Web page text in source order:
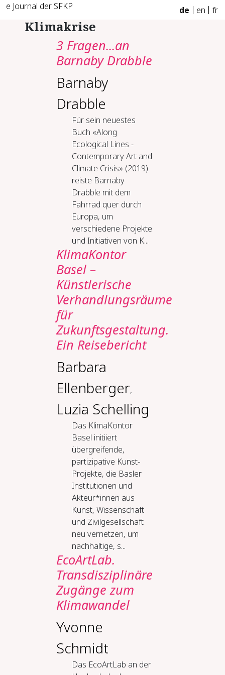
e Journal der SFKP de en fr
Klimakrise
3 Fragen...an
Barnaby Drabble
Barnaby
Drabble
Für sein neuestes
Buch «Along
Ecological Lines -
Contemporary Art and
Climate Crisis» (2019)
reiste Barnaby
Drabble mit dem
Fahrrad quer durch
Europa, um
verschiedene Projekte
und Initiativen von K...
KlimaKontor
Basel –
Künstlerische
Verhandlungsräume
für
Zukunftsgestaltung.
Ein Reisebericht
Barbara
Ellenberger,
Luzia Schelling
Das KlimaKontor
Basel initiiert
übergreifende,
partizipative Kunst-
Projekte, die Basler
Institutionen und
Akteur*innen aus
Kunst, Wissenschaft
und Zivilgesellschaft
neu vernetzen, um
nachhaltige, s...
EcoArtLab.
Transdisziplinäre
Zugänge zum
Klimawandel
Yvonne
Schmidt
Das EcoArtLab an der